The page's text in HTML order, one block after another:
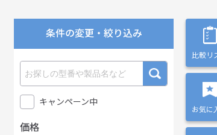
比較リ
お気に
条件の変更・絞り込み
キャンペーン中
価格